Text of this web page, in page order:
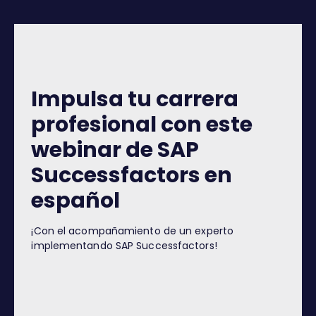
Impulsa tu carrera
profesional con este
webinar de SAP
Successfactors en
español
¡Con el acompañamiento de un experto
implementando SAP Successfactors!